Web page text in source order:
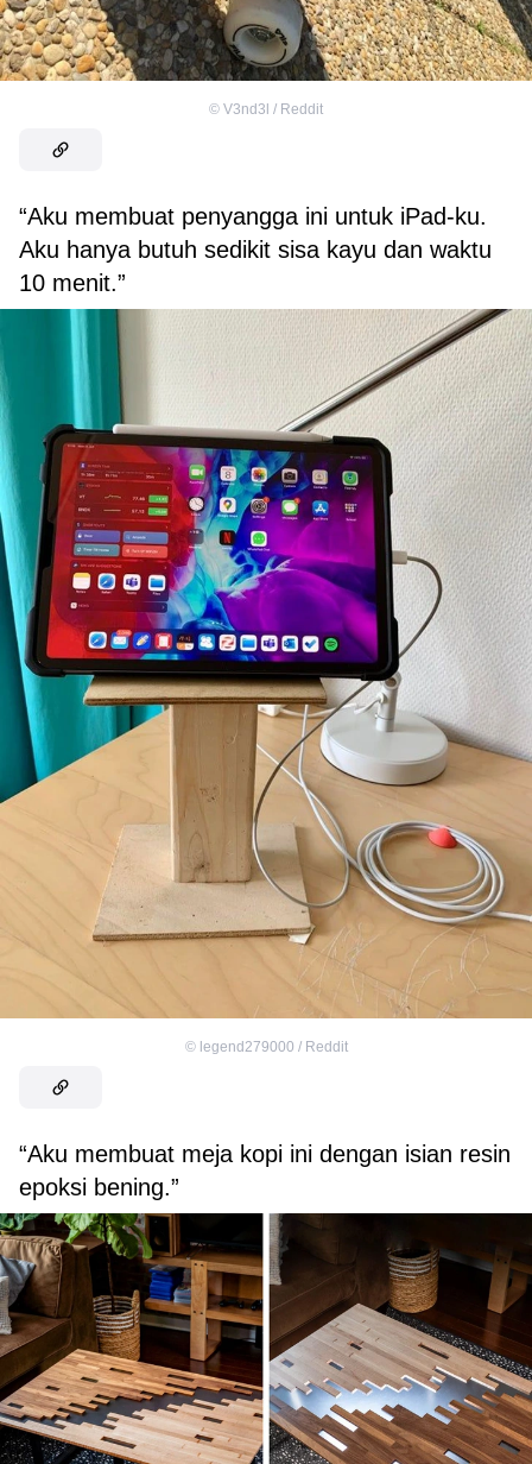
© V3nd3l / Reddit
“Aku membuat penyangga ini untuk iPad-ku.
Aku hanya butuh sedikit sisa kayu dan waktu
10 menit.”
© legend279000 / Reddit
“Aku membuat meja kopi ini dengan isian resin
epoksi bening.”